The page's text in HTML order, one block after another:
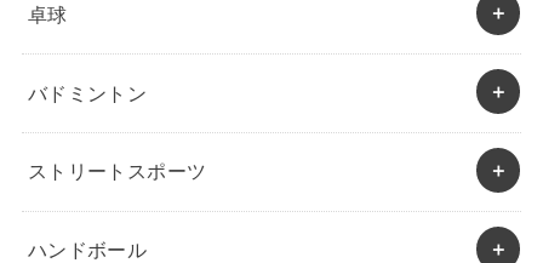
卓球
バドミントン
ストリートスポーツ
ハンドボール